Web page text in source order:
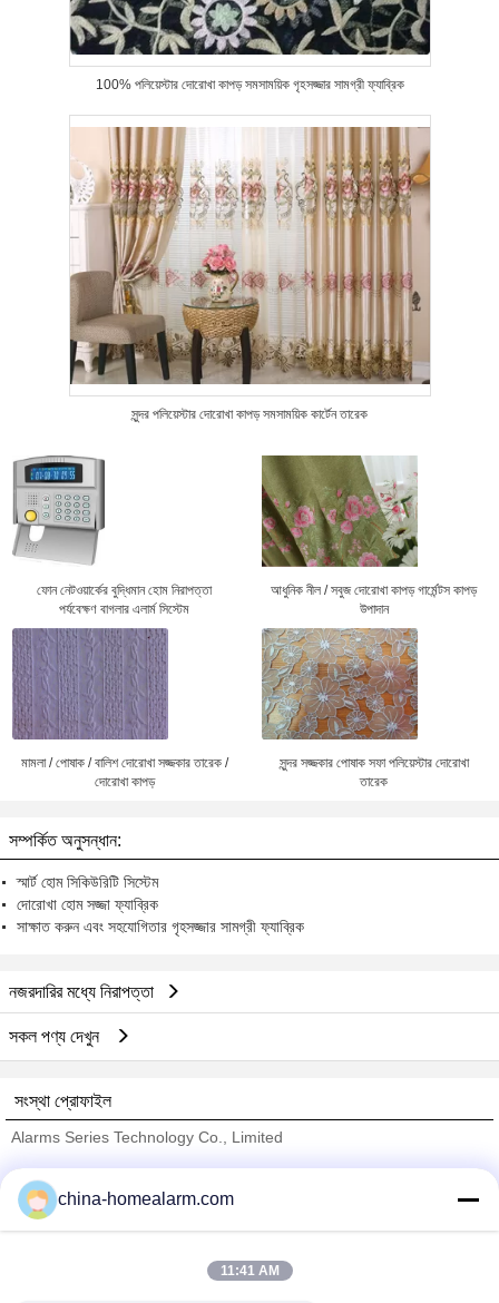
100% পলিয়েস্টার দোরোখা কাপড় সমসাময়িক গৃহসজ্জার সামগ্রী ফ্যাব্রিক
সুন্দর পলিয়েস্টার দোরোখা কাপড় সমসাময়িক কার্টেন তারেক
ফোন নেটওয়ার্কের বুদ্ধিমান হোম নিরাপত্তা
পর্যবেক্ষণ বাগলার এলার্ম সিস্টেম
আধুনিক নীল / সবুজ দোরোখা কাপড় গার্মেন্টস কাপড়
উপাদান
মামলা / পোষাক / বালিশ দোরোখা সজ্জকার তারেক /
দোরোখা কাপড়
সুন্দর সজ্জকার পোষাক সফা পলিয়েস্টার দোরোখা
তারেক
সম্পর্কিত অনুসন্ধান:
স্মার্ট হোম সিকিউরিটি সিস্টেম
দোরোখা হোম সজ্জা ফ্যাব্রিক
সাক্ষাত করুন এবং সহযোগিতার গৃহসজ্জার সামগ্রী ফ্যাব্রিক
নজরদারির মধ্যে নিরাপত্তা
সকল পণ্য দেখুন
সংস্থা প্রোফাইল
Alarms Series Technology Co., Limited
Trust Seal
Verified Suplier
china-homealarm.com
11:41 AM